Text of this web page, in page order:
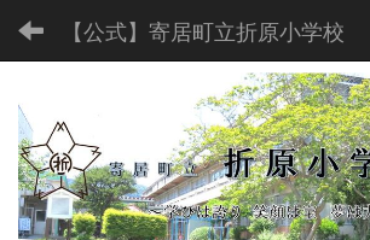
【公式】寄居町立折原小学校